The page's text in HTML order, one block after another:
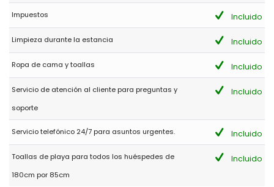
Impuestos Incluido
Limpieza durante la estancia Incluido
Ropa de cama y toallas Incluido
Servicio de atención al cliente para preguntas y
soporte
Incluido
Servicio telefónico 24/7 para asuntos urgentes. Incluido
Toallas de playa para todos los huéspedes de
180cm por 85cm
Incluido